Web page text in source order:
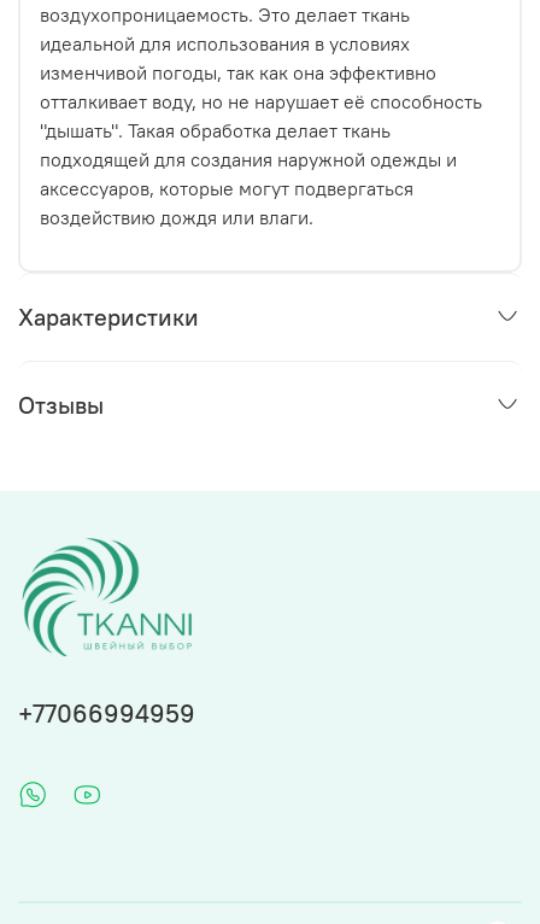
воздухопроницаемость. Это делает ткань
идеальной для использования в условиях
изменчивой погоды, так как она эффективно
отталкивает воду, но не нарушает её способность
"дышать". Такая обработка делает ткань
подходящей для создания наружной одежды и
аксессуаров, которые могут подвергаться
воздействию дождя или влаги.
Характеристики
Отзывы
+77066994959